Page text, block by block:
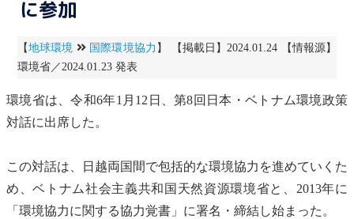
に参加
【地球環境 国際環境協力 】 【掲載日】2024.01.24 【情報源】
環境省／2024.01.23 発表
環境省は、令和6年1月12日、第8回日本・ベトナム環境政策
対話に出席した。
この対話は、日越両国間で包括的な環境協力 を進めていくた
め、ベトナム社会主義共和国天然資源環境省と、2013年に
「 環境協力に関する協力覚書」に署名・締結し始まった。